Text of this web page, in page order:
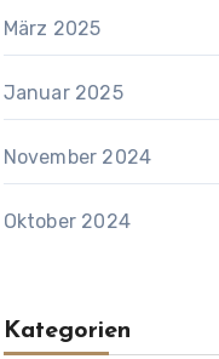
März 2025
Januar 2025
November 2024
Oktober 2024
Kategorien